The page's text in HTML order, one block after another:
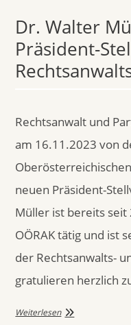
Dr. Walter
Präsident-
Rechtsanwalt und
am 16.11.2023 von
neuen Präsident-
Müller ist bereits seit
OÖRAK tätig und ist
der Rechtsanwalts-
gratulieren herzlich
Weiterlesen